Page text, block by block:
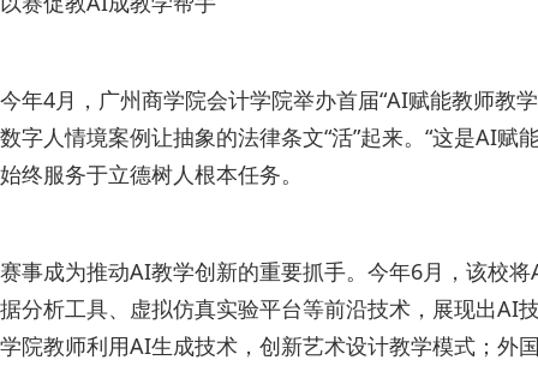
今年4月，广州商学院会计学院举办首届“AI赋能教师教
数字人情境案例让抽象的法律条文“活”起来。“这是AI
始终服务于立德树人根本任务。
赛事成为推动AI教学创新的重要抓手。今年6月，该校
据分析工具、虚拟仿真实验平台等前沿技术，展现出AI
学院教师利用AI生成技术，创新艺术设计教学模式；外